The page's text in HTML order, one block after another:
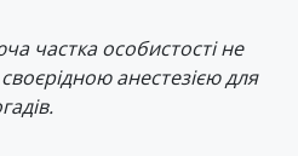
частка особистості не
анестезією для